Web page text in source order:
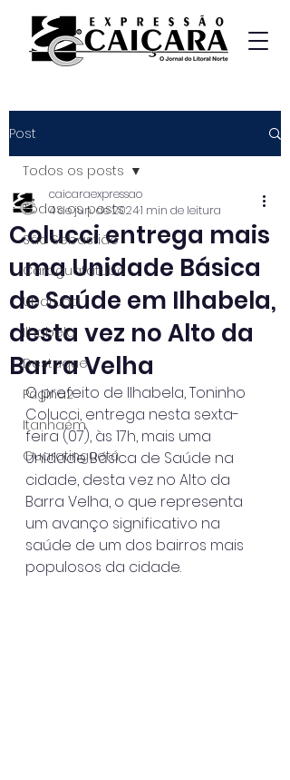
Post
Todos os posts
São Sebastião
Caraguatatuba
Ubatuba
Ilhabela
Destaque
Página2
Itanhaém
Guaratinguetá
Todos os posts
Colucci entrega mais
uma Unidade Básica
de Saúde em Ilhabela,
desta vez no Alto da
Barra Velha
caicaraexpressao
4 de jun. de 20241 min de leitura
O prefeito de Ilhabela, Toninho
Colucci, entrega nesta sexta-
feira (07), às 17h, mais uma
Unidade Básica de Saúde na
cidade, desta vez no Alto da
Barra Velha, o que representa
um avanço significativo na
saúde de um dos bairros mais
populosos da cidade.